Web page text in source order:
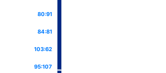
80:91
84:81
103:62
95:107